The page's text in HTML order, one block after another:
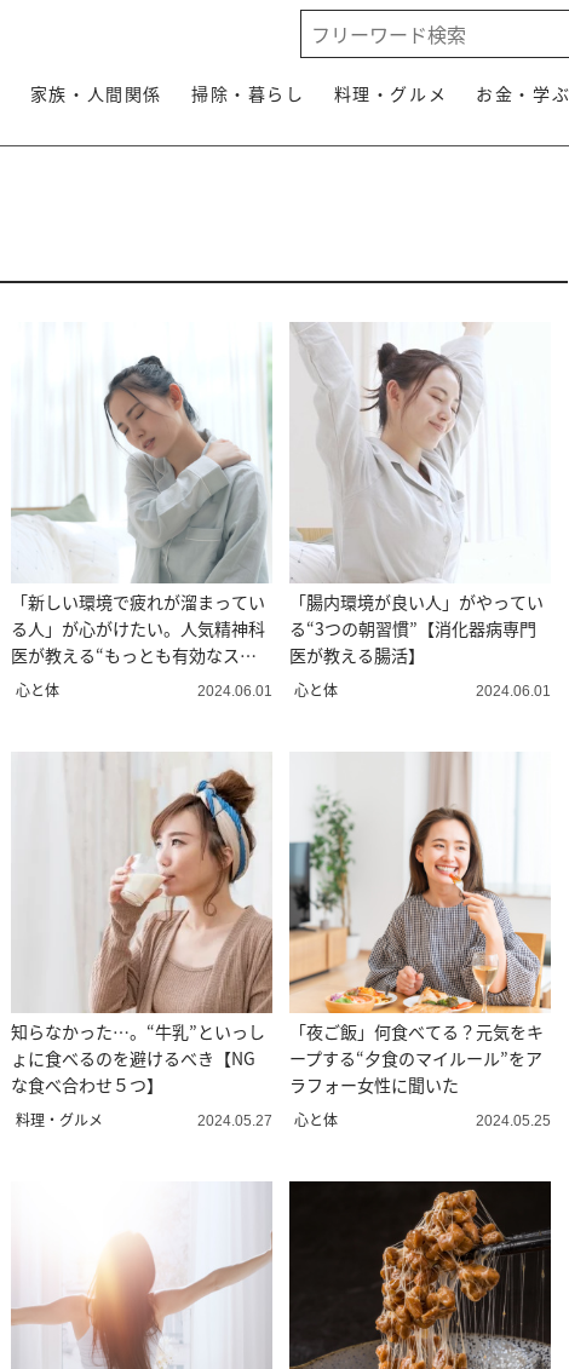
家族・人間関係 掃除・暮らし 料理・グルメ お金・学ぶ
「新しい環境で疲れが溜まってい
る人」が心がけたい。人気精神科
医が教える“もっとも有効なスト
レスケア”
心と体 2024.06.01
「腸内環境が良い人」がやってい
る“3つの朝習慣”【消化器病専門
医が教える腸活】
心と体 2024.06.01
知らなかった…。“牛乳”といっし
ょに食べるのを避けるべき【NG
な食べ合わせ５つ】
料理・グルメ 2024.05.27
「夜ご飯」何食べてる？元気をキ
ープする“夕食のマイルール”をア
ラフォー女性に聞いた
心と体 2024.05.25